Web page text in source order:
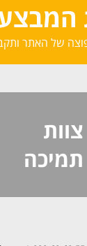
של האתר
צוות
תמיכה